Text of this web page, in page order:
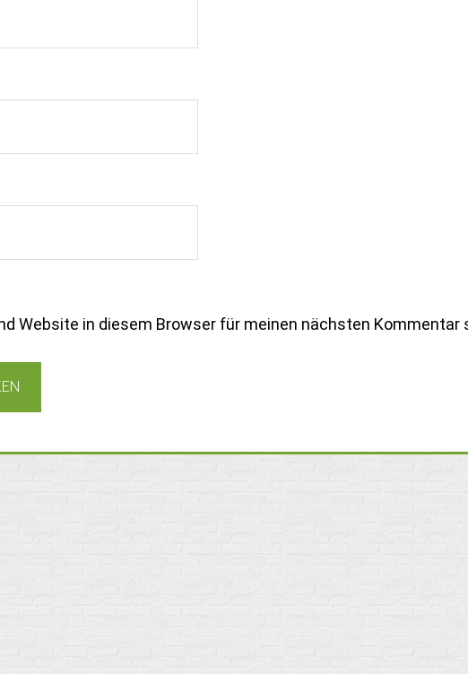
Website in diesem Browser für meinen nächsten Kommentar